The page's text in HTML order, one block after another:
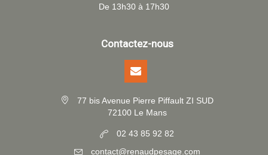
De 13h30 à 17h30
Contactez-nous
77 bis Avenue Pierre Piffault ZI SUD
72100 Le Mans
02 43 85 92 82
contact@renaudpesage.com